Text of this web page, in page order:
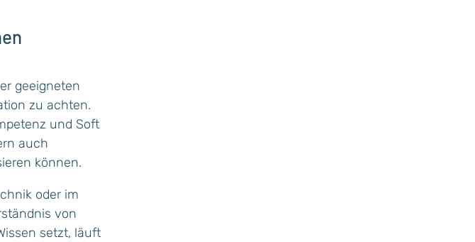
geeigneten
zu achten.
und Soft
auch
können.
oder im
von
setzt, läuft